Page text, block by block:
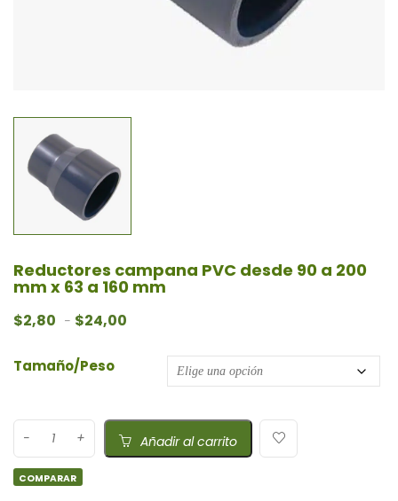
Reductores campana PVC desde 90 a 200
mm x 63 a 160 mm
$2,80 - $24,00
Tamaño/Peso
Añadir al carrito
COMPARAR